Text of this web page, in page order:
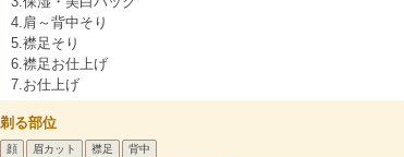
4.肩～背中そり
5.襟足そり
6.襟足お仕上げ
7.お仕上げ
剃る部位
顔 眉カット 襟足 背中